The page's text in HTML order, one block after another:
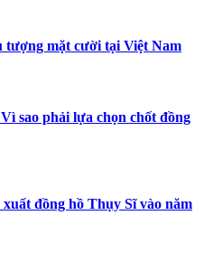
mặt cười tại Việt Nam
sao phải lựa chọn chốt đồng
đồng hồ Thụy Sĩ vào năm